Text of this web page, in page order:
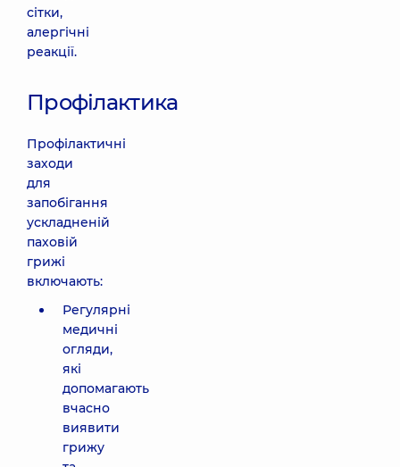
сітки,
алергічні
реакції.
Профілактика
Профілактичні
заходи
для
запобігання
ускладненій
паховій
грижі
включають:
Регулярні
медичні
огляди,
які
допомагають
вчасно
виявити
грижу